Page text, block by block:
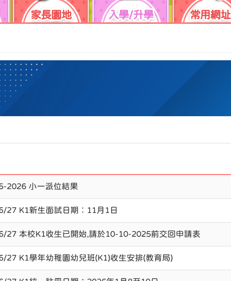
家長園地 入學/升學 常用網址
2026 小一派位結果
27 K1新生面試日期︰11月1日
27 本校K1收生已開始,請於10-10-2025前交回申請表
27 K1學年幼稚園幼兒班(K1)收生安排(教育局)